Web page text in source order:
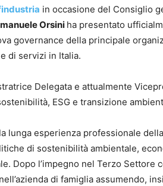
in occasione del Consiglio
Orsini ha presentato
governance della principale
di servizi in Italia.
Delegata e attualmente
ESG e transizione
lunga esperienza professionale
di sostenibilità ambientale,
Dopo l’impegno nel Terzo Settore
di famiglia assumendo,